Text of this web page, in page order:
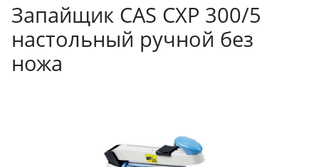
Запайщик CAS CXP 300/5
настольный ручной без
ножа